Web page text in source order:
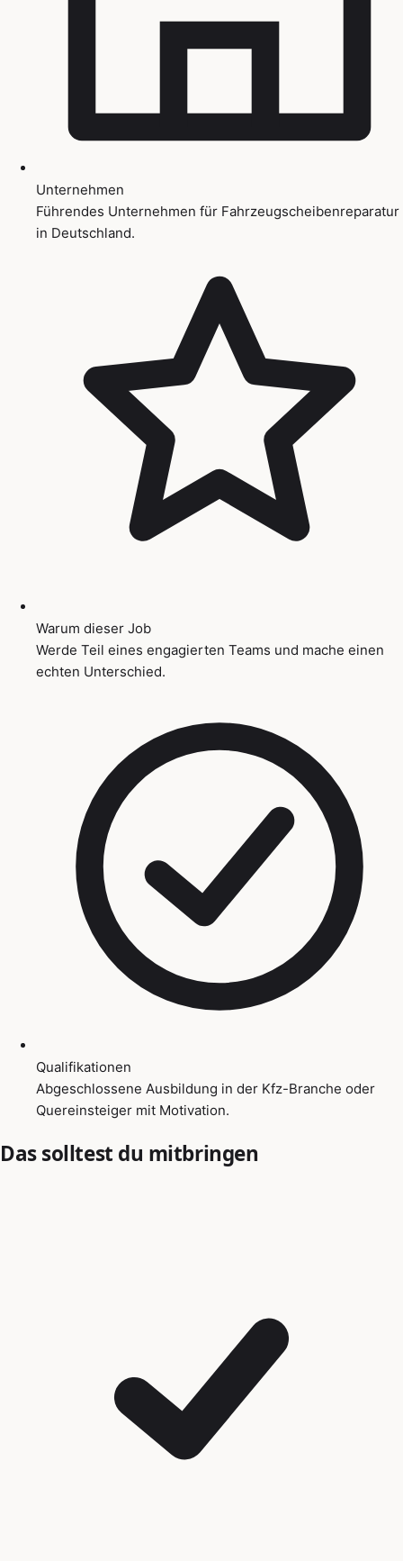
Unternehmen
Führendes Unternehmen für Fahrzeugscheibenreparatur
in Deutschland.
Warum dieser Job
Werde Teil eines engagierten Teams und mache einen
echten Unterschied.
Qualifikationen
Abgeschlossene Ausbildung in der Kfz-Branche oder
Quereinsteiger mit Motivation.
Das solltest du mitbringen